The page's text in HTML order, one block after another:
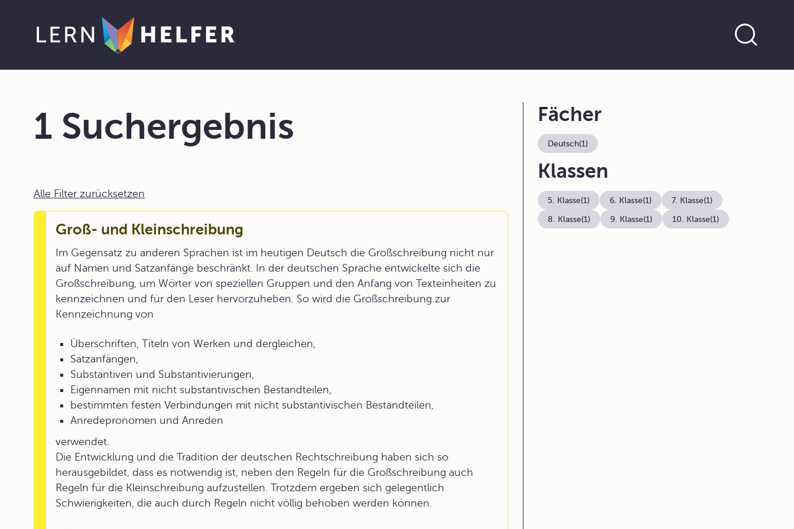
1 Suchergebnis
Alle Filter zurücksetzen
Groß- und Kleinschreibung
Im Gegensatz zu anderen Sprachen ist im heutigen Deutsch die Großschreibung nicht nur
auf Namen und Satzanfänge beschränkt. In der deutschen Sprache entwickelte sich die
Großschreibung, um Wörter von speziellen Gruppen und den Anfang von Texteinheiten zu
kennzeichnen und für den Leser hervorzuheben. So wird die Großschreibung zur
Kennzeichnung von
Überschriften, Titeln von Werken und dergleichen,
Satzanfängen,
Substantiven und Substantivierungen,
Eigennamen mit nicht substantivischen Bestandteilen,
bestimmten festen Verbindungen mit nicht substantivischen Bestandteilen,
Anredepronomen und Anreden
verwendet.
Die Entwicklung und die Tradition der deutschen Rechtschreibung haben sich so
herausgebildet, dass es notwendig ist, neben den Regeln für die Großschreibung auch
Regeln für die Kleinschreibung aufzustellen. Trotzdem ergeben sich gelegentlich
Schwierigkeiten, die auch durch Regeln nicht völlig behoben werden können.
Fächer
Deutsch(1)
Klassen
5. Klasse(1) 6. Klasse(1) 7. Klasse(1)
8. Klasse(1) 9. Klasse(1) 10. Klasse(1)